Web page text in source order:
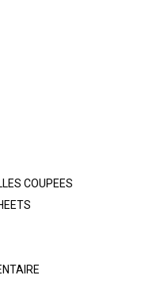
COUPEES